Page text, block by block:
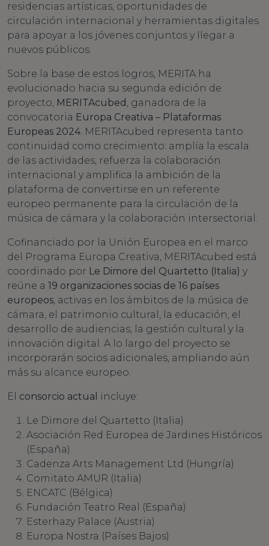
residencias artísticas, oportunidades de
circulación internacional y herramientas digitales
para apoyar a los jóvenes conjuntos y llegar a
nuevos públicos.
Sobre la base de estos logros, MERITA ha
evolucionado hacia su segunda edición de
proyecto, MERITAcubed , ganadora de la
convocatoria Europa Creativa – Plataformas
Europeas 2024. MERITAcubed representa tanto
continuidad como crecimiento: amplía la escala
de las actividades, refuerza la colaboración
internacional y amplifica la ambición de la
plataforma de convertirse en un referente
europeo permanente para la circulación de la
música de cámara y la colaboración intersectorial.
Cofinanciado por la Unión Europea en el marco
del Programa Europa Creativa, MERITAcubed está
coordinado por Le Dimore del Quartetto (Italia) y
reúne a 19 organizaciones socias de 16 países
europeos, activas en los ámbitos de la música de
cámara, el patrimonio cultural, la educación, el
desarrollo de audiencias, la gestión cultural y la
innovación digital. A lo largo del proyecto se
incorporarán socios adicionales, ampliando aún
más su alcance europeo.
El consorcio actual incluye:
Le Dimore del Quartetto (Italia)
Asociación Red Europea de Jardines Históricos
(España)
Cadenza Arts Management Ltd (Hungría)
Comitato AMUR (Italia)
ENCATC (Bélgica)
Fundación Teatro Real (España)
Esterhazy Palace (Austria)
Europa Nostra (Países Bajos)